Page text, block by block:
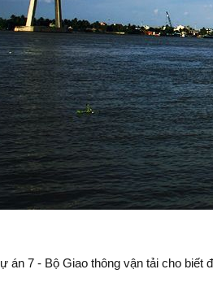
án 7 - Bộ Giao thông vận tải cho